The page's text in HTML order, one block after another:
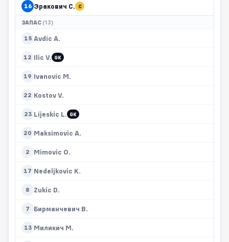
16 Эракович С. C
ЗАПАС (13)
15 Avdic A.
12 Ilic V. GK
19 Ivanovic M.
22 Kostov V.
23 Lijeskic L. GK
20 Maksimovic A.
2 Mimovic O.
17 Nedeljkovic K.
8 Zukic D.
7 Бирманчевич В.
13 Миликич М.